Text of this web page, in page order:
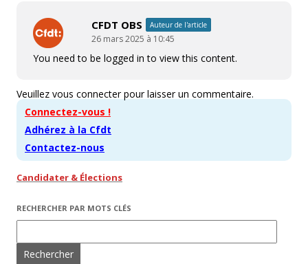
CFDT OBS Auteur de l'article
26 mars 2025 à 10:45
You need to be logged in to view this content.
Veuillez vous connecter pour laisser un commentaire.
Connectez-vous !
Adhérez à la Cfdt
Contactez-nous
Candidater & Élections
RECHERCHER PAR MOTS CLÉS